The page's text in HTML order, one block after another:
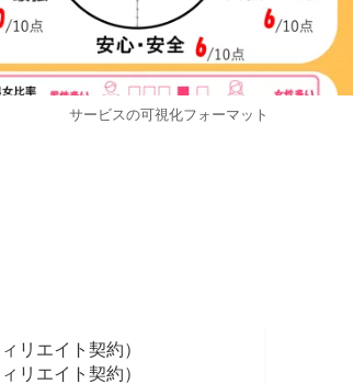
スの可視化フォーマット
エイト契約）
リエイト契約）